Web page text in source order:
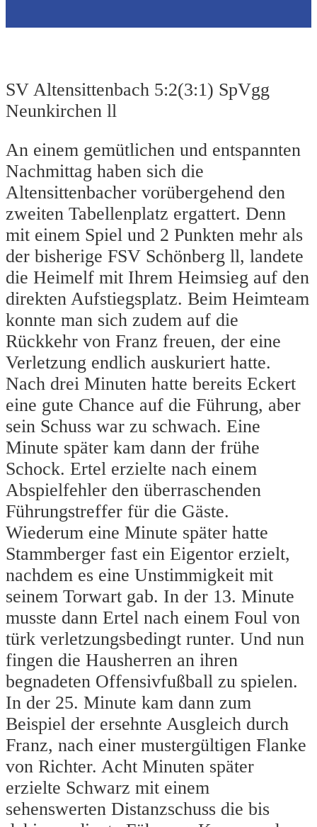
SV Altensittenbach 5:2(3:1) SpVgg
Neunkirchen ll
An einem gemütlichen und entspannten
Nachmittag haben sich die
Altensittenbacher vorübergehend den
zweiten Tabellenplatz ergattert. Denn
mit einem Spiel und 2 Punkten mehr als
der bisherige FSV Schönberg ll, landete
die Heimelf mit Ihrem Heimsieg auf den
direkten Aufstiegsplatz. Beim Heimteam
konnte man sich zudem auf die
Rückkehr von Franz freuen, der eine
Verletzung endlich auskuriert hatte.
Nach drei Minuten hatte bereits Eckert
eine gute Chance auf die Führung, aber
sein Schuss war zu schwach. Eine
Minute später kam dann der frühe
Schock. Ertel erzielte nach einem
Abspielfehler den überraschenden
Führungstreffer für die Gäste.
Wiederum eine Minute später hatte
Stammberger fast ein Eigentor erzielt,
nachdem es eine Unstimmigkeit mit
seinem Torwart gab. In der 13. Minute
musste dann Ertel nach einem Foul von
türk verletzungsbedingt runter. Und nun
fingen die Hausherren an ihren
begnadeten Offensivfußball zu spielen.
In der 25. Minute kam dann zum
Beispiel der ersehnte Ausgleich durch
Franz, nach einer mustergültigen Flanke
von Richter. Acht Minuten später
erzielte Schwarz mit einem
sehenswerten Distanzschuss die bis